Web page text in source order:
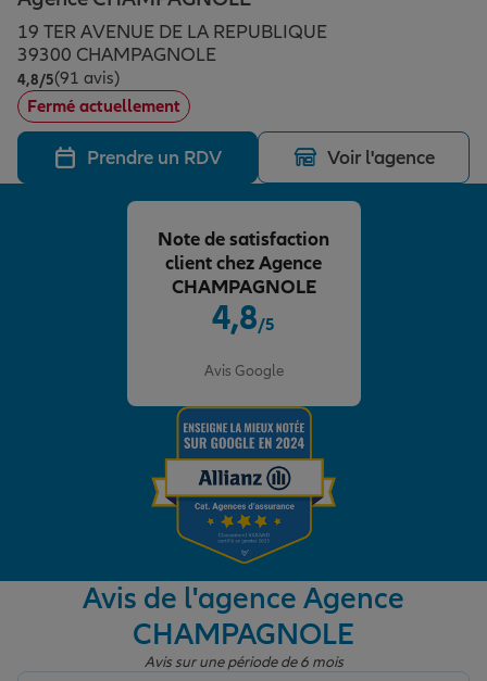
Assurance emprunteur
Prévoyance et dépendance
Assurance animal de compagnie
Protection de la famille
Protection juridique
Épargne & retraite
Plan épargne retraite
Assurance vie
Placements financiers
Investissements immobiliers
Transmission
Vos projets
Partir en vacances
Départ à la retraite
Préparer l’avenir
Conseil assurance
Assurance habitation
Le Pack Famille
Garantie des accidents de la vie
Assurance scolaire
Allianz en France
19 TER AVENUE DE LA REPUBLIQUE
39300 CHAMPAGNOLE
4,8/5Note de 4.8 sur 5
(91 avis)
Fermé actuellement
Prendre un RDV Voir l'agence
4,8/5
Avis Google
Note de satisfaction
client chez Agence
CHAMPAGNOLE
Avis de l'agence Agence
CHAMPAGNOLE
Avis sur une période de 6 mois